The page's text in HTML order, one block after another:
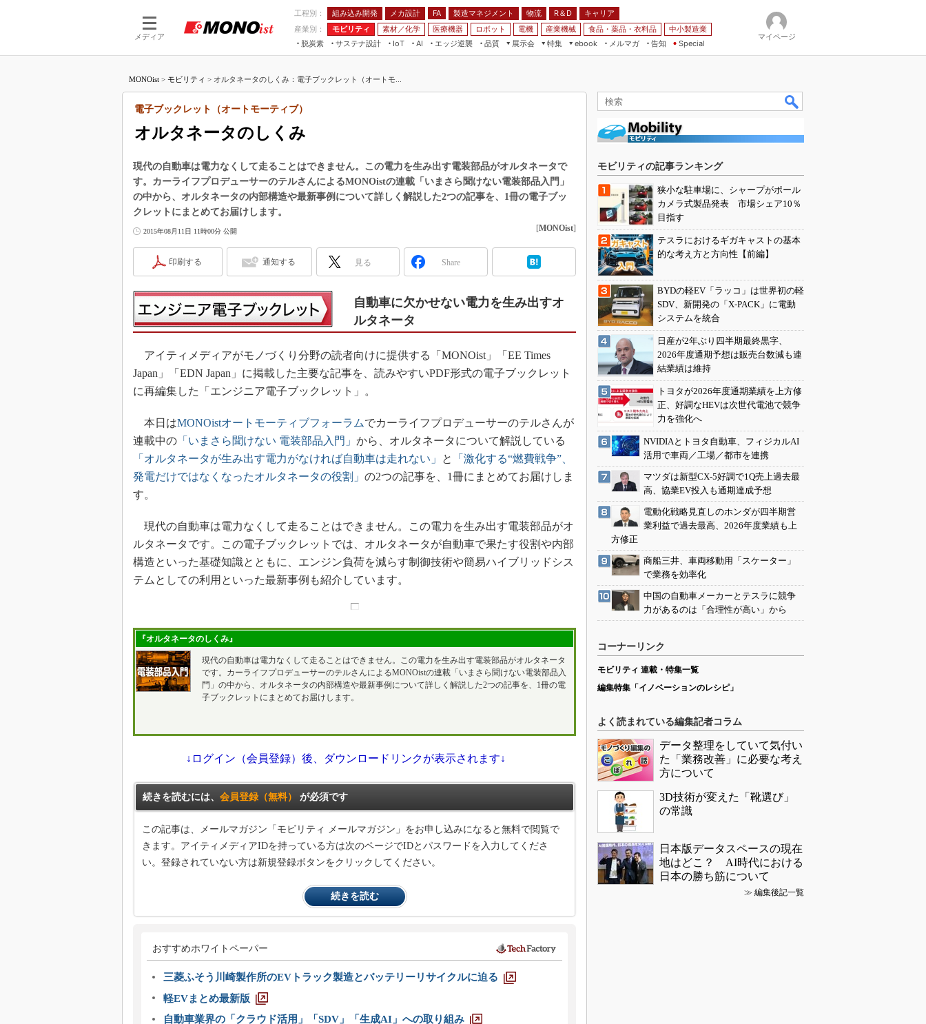
メディア
工程別： 組み込み開発 メカ設計 FA 製造マネジメント 物流 R＆D
キャリア
産業別：
モビリティ 素材／化学 医療機器 ロボット 電機 産業機械 食品・薬品・衣料品
中小製造業
脱炭素
サステナ設計
IoT
つながる工場
つながるサービス
AI
AI×設備保全
Physical AI
エッジ逆襲 品質
展示会
JIMTOF
ジャパンモビリティショー
TECHNO-FRONTIER
EdgeTech+
AUTOMOTIVE WORLD
産業オープンネット展
特集
FPGA
組み込み画像技術
車載ソフト開発
ISO26262
3Dプリンタ
デジタルツインとCAE
S＆OP
インダストリー4.0
製造業ビッグデータ
メイドインジャパン
植物工場
知財マネジメント
グローバル設計・開発
制御セキュリティ
新型コロナへの対応
ebook
素材／化学
メルマガ
告知 Special
マイページ
MONOist > モビリティ > オルタネータのしくみ：電子ブックレット（オートモ...
オルタネータのしくみ
電子ブックレット（オートモーティブ）
現代の自動車は電力なくして走ることはできません。この電力を生み出す電装部品がオルタネータで
す。カーライフプロデューサーのテルさんによるMONOistの連載「いまさら聞けない電装部品入門」
の中から、オルタネータの内部構造や最新事例について詳しく解説した2つの記事を、1冊の電子ブッ
クレットにまとめてお届けします。
2015年08月11日 11時00分 公開 [MONOist]
印刷する 通知する 見る Share
自動車に欠かせない電力を生み出すオ
ルタネータ
アイティメディアがモノづくり分野の読者向けに提供する「MONOist」「EE Times
Japan」「EDN Japan」に掲載した主要な記事を、読みやすいPDF形式の電子ブックレット
に再編集した「エンジニア電子ブックレット」。
本日はMONOistオートモーティブフォーラムでカーライフプロデューサーのテルさんが
連載中の 「いまさら聞けない 電装部品入門」 から、オルタネータについて解説している
「オルタネータが生み出す電力がなければ自動車は走れない」
と
「激化する“燃費戦争”、
発電だけではなくなったオルタネータの役割」 の2つの記事を、1冊にまとめてお届けしま
す。
現代の自動車は電力なくして走ることはできません。この電力を生み出す電装部品がオ
ルタネータです。この電子ブックレットでは、オルタネータが自動車で果たす役割や内部
構造といった基礎知識とともに、エンジン負荷を減らす制御技術や簡易ハイブリッドシス
テムとしての利用といった最新事例も紹介しています。
『オルタネータのしくみ』
現代の自動車は電力なくして走ることはできません。この電力を生み出す電装部品がオルタネータ
です。カーライフプロデューサーのテルさんによるMONOistの連載「いまさら聞けない電装部品入
門」の中から、オルタネータの内部構造や最新事例について詳しく解説した2つの記事を、1冊の電
子ブックレットにまとめてお届けします。
↓ログイン（会員登録）後、ダウンロードリンクが表示されます↓
続きを読むには、 会員登録（無料） が必須です
この記事は、メールマガジン「モビリティ メールマガジン」をお申し込みになると無料で閲覧で
きます。アイティメディアIDを持っている方は次のページでIDとパスワードを入力してくださ
い。登録されていない方は新規登録ボタンをクリックしてください。
続きを読む
おすすめホワイトペーパー
三菱ふそう川崎製作所のEVトラック製造とバッテリーリサイクルに迫る
軽EVまとめ最新版
自動車業界の「クラウド活用」「SDV」「生成AI」への取り組み
モビリティの記事ランキング
狭小な駐車場に、シャープがポール
カメラ式製品発表 市場シェア10％
目指す
テスラにおけるギガキャストの基本
的な考え方と方向性【前編】
BYDの軽EV「ラッコ」は世界初の軽
SDV、新開発の「X-PACK」に電動
システムを統合
日産が2年ぶり四半期最終黒字、
2026年度通期予想は販売台数減も連
結業績は維持
トヨタが2026年度通期業績を上方修
正、好調なHEVは次世代電池で競争
力を強化へ
NVIDIAとトヨタ自動車、フィジカルAI
活用で車両／工場／都市を連携
マツダは新型CX-5好調で1Q売上過去最
高、協業EV投入も通期達成予想
電動化戦略見直しのホンダが四半期営
業利益で過去最高、2026年度業績も上
方修正
商船三井、車両移動用「スケーター」
で業務を効率化
中国の自動車メーカーとテスラに競争
力があるのは「合理性が高い」から
コーナーリンク
モビリティ 連載・特集一覧
編集特集「イノベーションのレシピ」
よく読まれている編集記者コラム
データ整理をしていて気付い
た「業務改善」に必要な考え
方について
3D技術が変えた「靴選び」
の常識
日本版データスペースの現在
地はどこ？ AI時代における
日本の勝ち筋について
≫ 編集後記一覧